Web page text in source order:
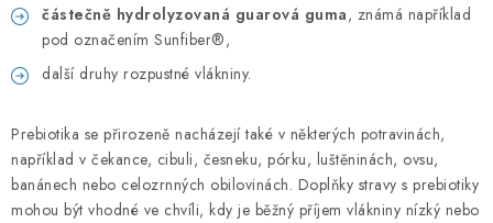
částečně hydrolyzovaná guarová guma, známá například
pod označením Sunfiber®,
další druhy rozpustné vlákniny.
Prebiotika se přirozeně nacházejí také v některých potravinách,
například v čekance, cibuli, česneku, pórku, luštěninách, ovsu,
banánech nebo celozrnných obilovinách. Doplňky stravy s prebiotiky
mohou být vhodné ve chvíli, kdy je běžný příjem vlákniny nízký nebo